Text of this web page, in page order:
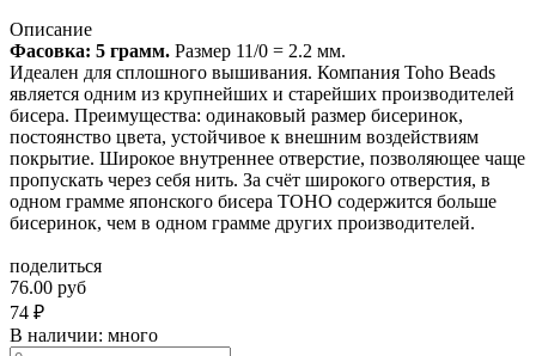
Описание
Фасовка: 5 грамм. Размер 11/0 = 2.2 мм.
Идеален для сплошного вышивания. Компания Toho Beads
является одним из крупнейших и старейших производителей
бисера. Преимущества: одинаковый размер бисеринок,
постоянство цвета, устойчивое к внешним воздействиям
покрытие. Широкое внутреннее отверстие, позволяющее чаще
пропускать через себя нить. За счёт широкого отверстия, в
одном грамме японского бисера TOHO содержится больше
бисеринок, чем в одном грамме других производителей.
поделиться
76.00 руб
74 ₽
В наличии: много